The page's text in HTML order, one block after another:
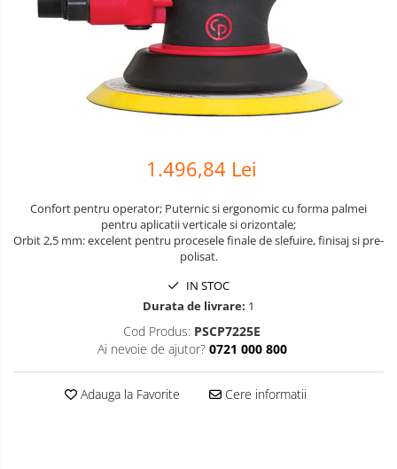
Biaxuri pneumatice
Bormasini pneumatice
Chei pneumatice cu impact
Ciocane daltuitoare pneumatice
Masini de insurubat cu clichet
Motoare pneumatice
Polizoare unghiulare pneumatice
Scule speciale
1.496,84 Lei
Confort pentru operator; Puternic si ergonomic cu forma palmei
pentru aplicatii verticale si orizontale;
Orbit 2,5 mm: excelent pentru procesele finale de slefuire, finisaj si pre-
polisat.
IN STOC
Durata de livrare: 1
Cod Produs: PSCP7225E
Ai nevoie de ajutor? 0721 000 800
Adauga la Favorite Cere informatii